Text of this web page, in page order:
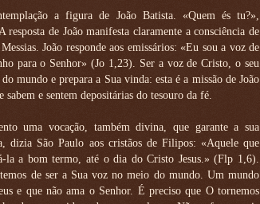
a figura de João Batista. «Quem és tu?»,
resposta de João manifesta claramente a consciência de
João responde aos emissários: «Eu sou a voz de
para o Senhor» (Jo 1,23). Ser a voz de Cristo, o seu
mundo e prepara a Sua vinda: esta é a missão de João
sabem e sentem depositárias do tesouro da fé.
uma vocação, também divina, que garante a sua
dizia São Paulo aos cristãos de Filipos: «Aquele que
la a bom termo, até o dia do Cristo Jesus.» (Flp 1,6).
de ser a Sua voz no meio do mundo. Um mundo
e que não ama o Senhor. É preciso que O tornemos